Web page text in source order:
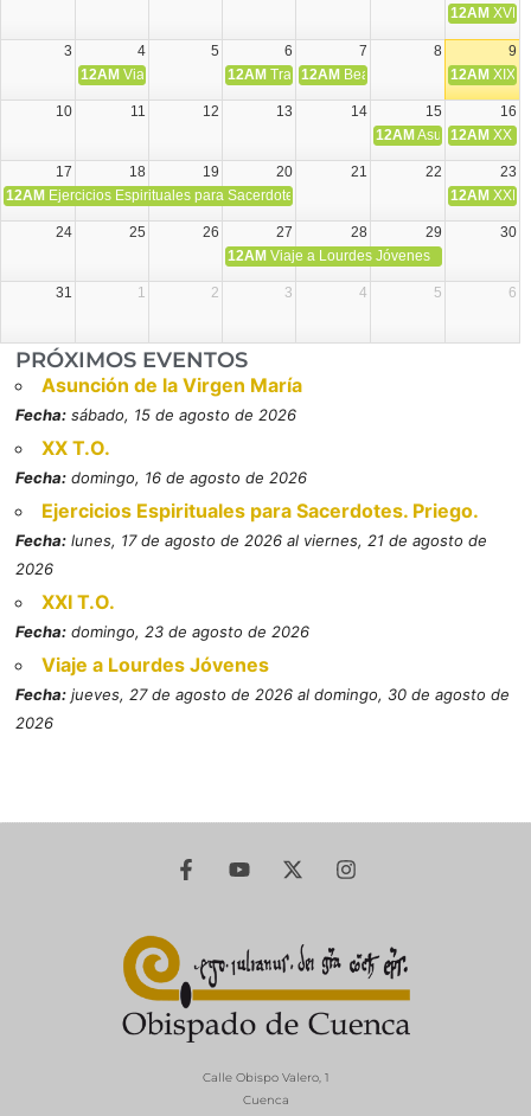
12AM XVIII
3 4 5 6 7 8
9
12AM Viaje Diocesano a Japón.
12AM Transfiguración del Señor
12AM Beatos Cruz Laplana,
12AM XIX
10 11 12 13 14 15
16
12AM Asunción de la
12AM XX
17 18 19 20 21 22
23
12AM Ejercicios Espirituales para Sacerdotes. Priego. 12AM XXI
24 25 26 27 28 29
30
12AM Viaje a Lourdes Jóvenes
31 1 2 3 4 5 6
PRÓXIMOS EVENTOS
Asunción de la Virgen María
Fecha: sábado, 15 de agosto de 2026
XX T.O.
Fecha: domingo, 16 de agosto de 2026
Ejercicios Espirituales para Sacerdotes. Priego.
Fecha: lunes, 17 de agosto de 2026 al viernes, 21 de agosto de
2026
XXI T.O.
Fecha: domingo, 23 de agosto de 2026
Viaje a Lourdes Jóvenes
Fecha: jueves, 27 de agosto de 2026 al domingo, 30 de agosto de
2026
Calle Obispo Valero, 1
Cuenca